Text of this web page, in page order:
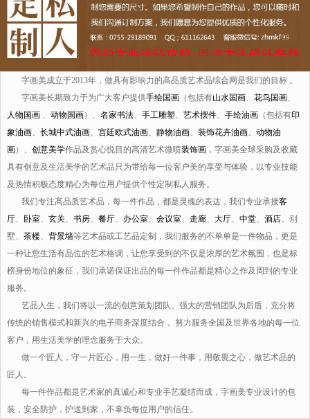
字画美成立于2013年，做具有影响力的高品质艺术品综合网是我们的目标 。
字画美长期致力于为广大客户提供手绘国画 （包括有山水国画、 花鸟国画、
人物国画 、 动物国画）、 名家书法、 手工雕塑、 艺术摆件、 手绘油画 （包括有印
象油画、 长城中式油画、 宫廷欧式油画、 静物油画、 装饰花卉油画、 动物油
画）、 创意美学作品及赏心悦目的高清艺术微喷装饰画 ，字画美全球采购及收藏
具有创意及生活美学的艺术品只为带给每一位客户美的享受与体验，以专业技能
及热情积极态度精心为每位用户提供个性定制私人服务。
我们专注高品质艺术品，每一件作品，都是灵魂的表达，我们专业承接客
厅、 卧室、 玄关、 书房、 餐厅、 办公室、 会议室、 走廊、 大厅、 中堂、 酒店、别
墅、 茶楼、 背景墙等艺术品或工艺品定制，我们服务的不单单是一件物品，更是
一种让您生活有品位的艺术格调，让您享受到的不仅是浓厚的艺术氛围，也是标
榜身份地位的象征，我们承诺保证出品的每一件作品都是精心之作及周到的专业
服务。
艺品人生，我们将以一流的创意策划团队、强大的营销团队为后盾，充分将
传统的销售模式和新兴的电子商务深度结合， 努力服务全国及世界各地的每一位
客户，用生活美学的理念服务于大众。
做一个匠人，守一片匠心，用一生，做好一件事，用敬畏之心，做艺术品的
匠人。
每一件作品都是艺术家的真诚心和专业手艺凝结而成，字画美专业设计的包
装，安全防护，护送到家，不辜负每位用户的信任。